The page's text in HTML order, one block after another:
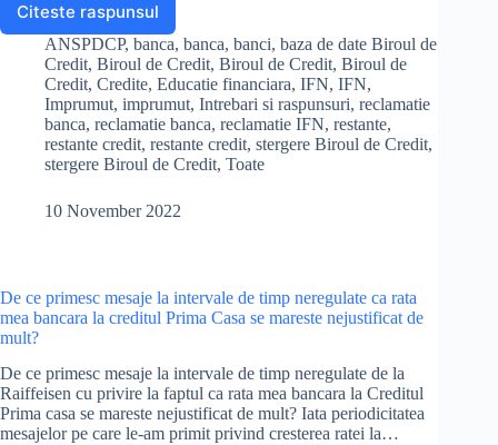
Citeste raspunsul
Dupa
cate
zile
de
intarziere
de
la
data
a
la
Biroul
ANSPDCP, banca, banca, banci, baza de date Biroul de
Credit, Biroul de Credit, Biroul de Credit, Biroul de
Credit, Credite, Educatie financiara, IFN, IFN,
Imprumut, imprumut, Intrebari si raspunsuri, reclamatie
banca, reclamatie banca, reclamatie IFN, restante,
restante credit, restante credit, stergere Biroul de Credit,
stergere Biroul de Credit, Toate
10 November 2022
De ce primesc mesaje la intervale de timp neregulate ca rata
mea bancara la creditul Prima Casa se mareste nejustificat de
mult?
De ce primesc mesaje la intervale de timp neregulate de la
Raiffeisen cu privire la faptul ca rata mea bancara la Creditul
Prima casa se mareste nejustificat de mult? Iata periodicitatea
mesajelor pe care le-am primit privind cresterea ratei la…